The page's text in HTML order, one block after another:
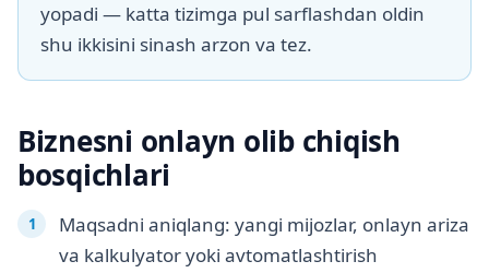
yopadi — katta tizimga pul sarflashdan oldin
shu ikkisini sinash arzon va tez.
Biznesni onlayn olib chiqish
bosqichlari
Maqsadni aniqlang: yangi mijozlar, onlayn ariza
va kalkulyator yoki avtomatlashtirish